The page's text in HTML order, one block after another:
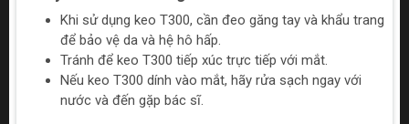
Khi sử dụng keo T300, cần đeo găng tay và khẩu trang
để bảo vệ da và hệ hô hấp.
Tránh để keo T300 tiếp xúc trực tiếp với mắt.
Nếu keo T300 dính vào mắt, hãy rửa sạch ngay với
nước và đến gặp bác sĩ.